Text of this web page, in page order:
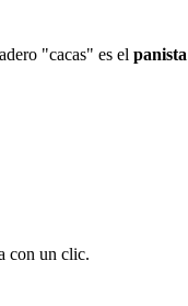
"cacas" es el panista
con un clic.